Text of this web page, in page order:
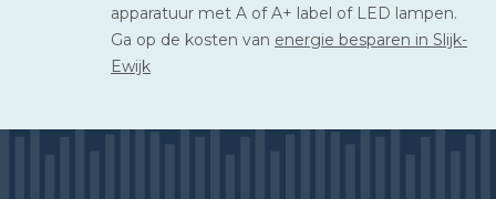
apparatuur met A of A+ label of LED lampen.
Ga op de kosten van energie besparen in Slijk-
Ewijk